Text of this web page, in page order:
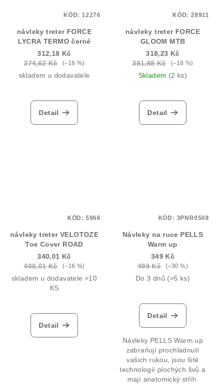
návleky treter FORCE
LYCRA TERMO černé
312,18 Kč
374,62 Kč
(–16 %)
skladem u dodavatele
Detail
KÓD: 12276
návleky treter FORCE
GLOOM MTB
318,23 Kč
381,88 Kč
(–16 %)
Skladem (2 ks)
Detail
KÓD: 28911
návleky treter VELOTOZE
Toe Cover ROAD
340,01 Kč
408,01 Kč
(–16 %)
skladem u dodavatele >10
KS
Detail
KÓD: 5966
Návleky na ruce PELLS
Warm up
349 Kč
499 Kč
(–30 %)
Do 3 dnů (>5 ks)
Detail
Návleky PELLS Warm up
zabraňují prochladnutí
vašich rukou, jsou šité
technologií plochých švů a
mají anatomický střih.
KÓD: 3PNR0508